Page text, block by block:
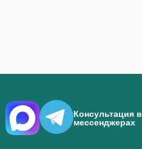
Консультация в
мессенджерах